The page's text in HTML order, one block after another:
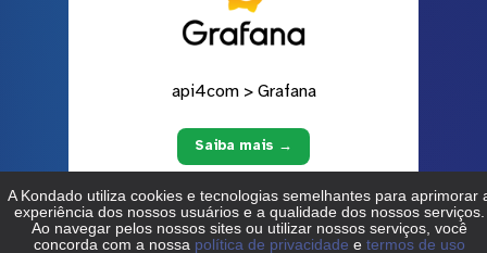
api4com > Grafana
Saiba mais →